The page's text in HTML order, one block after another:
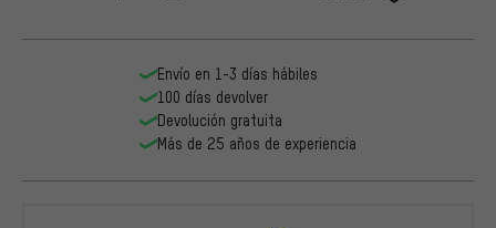
Envío en 1-3 días hábiles
100 días devolver
Devolución gratuita
Más de 25 años de experiencia